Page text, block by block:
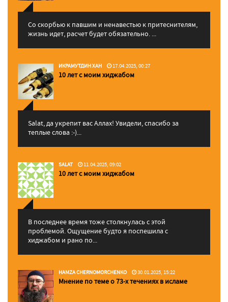
Со скорбью к павшим и ненавестью к притеснителям,
жизнь идет, расчет будет обязательно. ...
ИКРАМУТДИН ХАН 17.04.2025, 00:27
10 лет с моим хиджабом
Salat, да укрепит вас Аллаx! Увидели, спасибо за
теплые слова :-)...
SALAT 11.04.2025, 09:02
10 лет с моим хиджабом
В последнее время тоже столкнулась с этой
проблемой. Ощущение будто я поспешила с
хиджабом и рано по...
HAMZA CHERNOMORCHENKO 30.01.2025, 15:22
Мнение по теме о 73-х течениях в исламе